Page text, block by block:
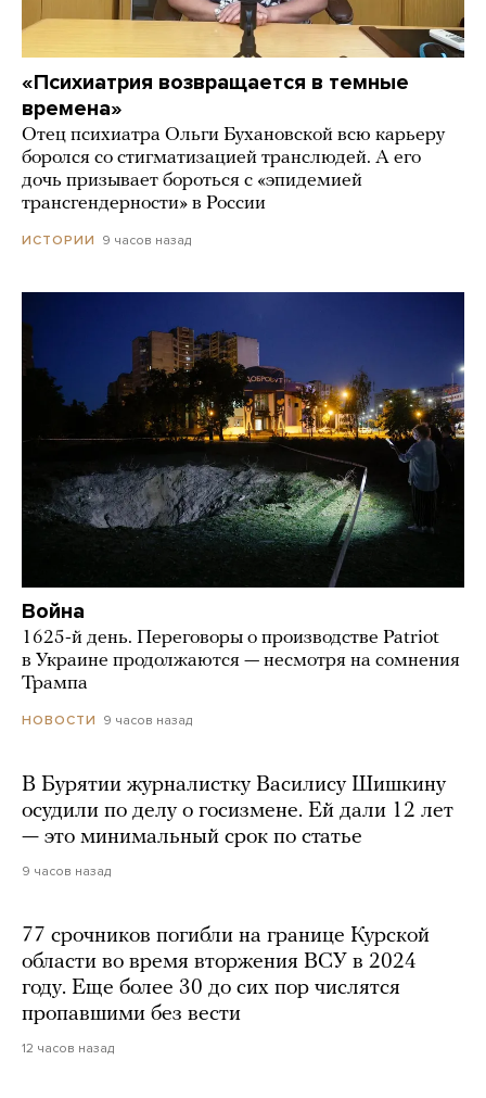
«Психиатрия возвращается в темные
времена»
Отец психиатра Ольги Бухановской всю карьеру
боролся со стигматизацией транслюдей. А его
дочь призывает бороться с «эпидемией
трансгендерности» в России
ИСТОРИИ 9 часов назад
Война
1625-й день. Переговоры о производстве Patriot
в Украине продолжаются — несмотря на сомнения
Трампа
НОВОСТИ 9 часов назад
В Бурятии журналистку Василису Шишкину
осудили по делу о госизмене. Ей дали 12 лет
— это минимальный срок по статье
9 часов назад
77 срочников погибли на границе Курской
области во время вторжения ВСУ в 2024
году. Еще более 30 до сих пор числятся
пропавшими без вести
12 часов назад